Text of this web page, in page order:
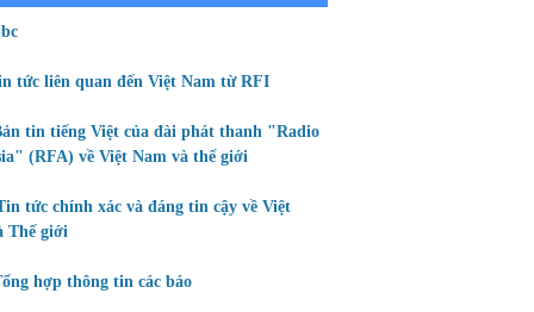
tức liên quan đến Việt Nam từ RFI
tin tiếng Việt của đài phát thanh "Radio
(RFA) về Việt Nam và thế giới
tức chính xác và đáng tin cậy về Việt
Thế giới
hợp thông tin các báo